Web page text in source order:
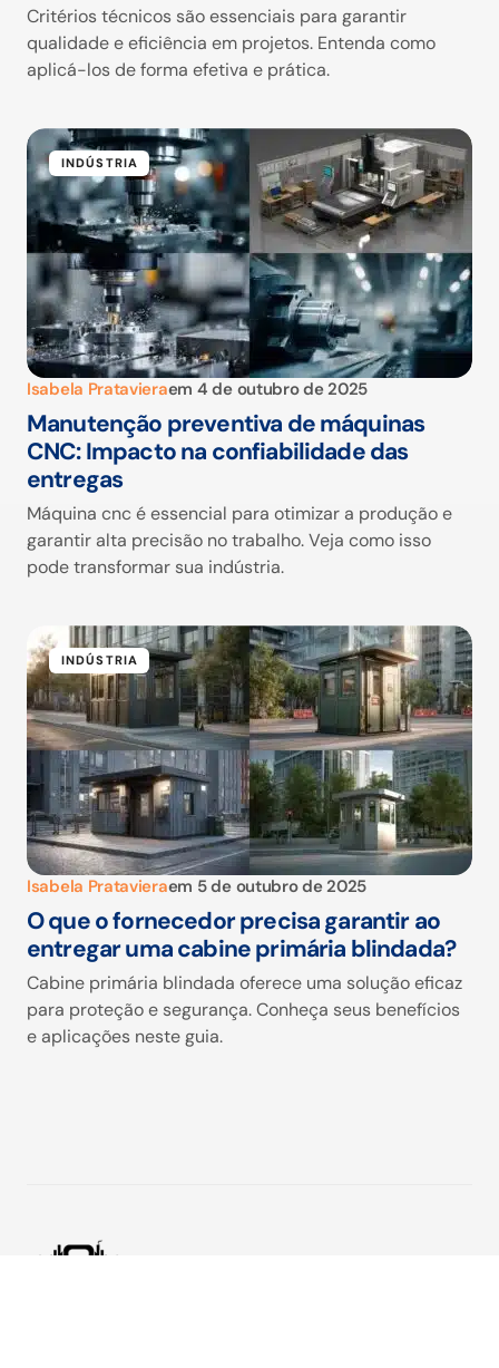
Critérios técnicos são essenciais para garantir
qualidade e eficiência em projetos. Entenda como
aplicá-los de forma efetiva e prática.
INDÚSTRIA
Isabela Pratavieraem 4 de outubro de 2025
Manutenção preventiva de máquinas
CNC: Impacto na confiabilidade das
entregas
Máquina cnc é essencial para otimizar a produção e
garantir alta precisão no trabalho. Veja como isso
pode transformar sua indústria.
INDÚSTRIA
Isabela Pratavieraem 5 de outubro de 2025
O que o fornecedor precisa garantir ao
entregar uma cabine primária blindada?
Cabine primária blindada oferece uma solução eficaz
para proteção e segurança. Conheça seus benefícios
e aplicações neste guia.